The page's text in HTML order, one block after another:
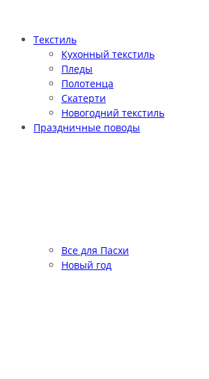
Текстиль
Кухонный текстиль
Пледы
Полотенца
Скатерти
Новогодний текстиль
Праздничные поводы
Все для Пасхи
Новый год